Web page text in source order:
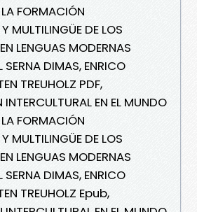
FORMACIÓN
MULTILINGÜE DE LOS
LENGUAS MODERNAS
SERNA DIMAS, ENRICO
TREUHOLZ PDF,
EN EL MUNDO
FORMACIÓN
MULTILINGÜE DE LOS
LENGUAS MODERNAS
SERNA DIMAS, ENRICO
TREUHOLZ Epub,